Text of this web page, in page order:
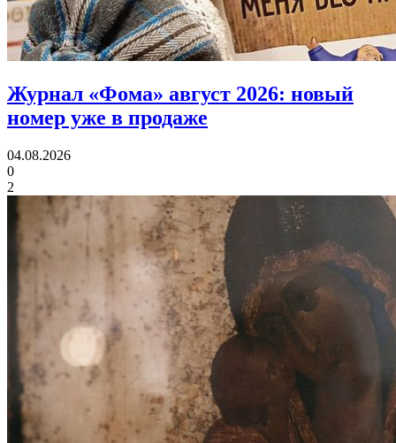
Журнал «Фома» август 2026: новый
номер уже в продаже
04.08.2026
0
2